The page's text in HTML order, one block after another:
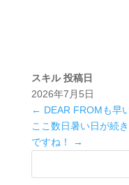
スキル 投稿日
2026年7月5日
← DEAR FROMも早
ここ数日暑い日が続
ですね！
→